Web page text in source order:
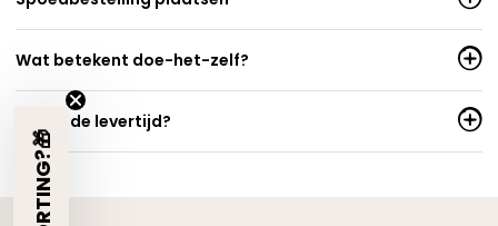
Wat betekent doe-het-zelf?
Wat is de levertijd?